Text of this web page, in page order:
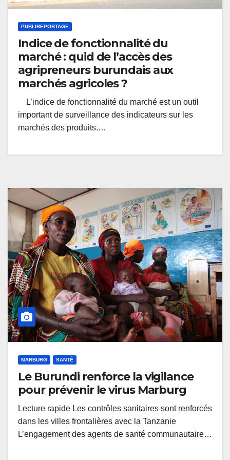
PUBLIREPORTAGE
Indice de fonctionnalité du
marché : quid de l’accès des
agripreneurs burundais aux
marchés agricoles ?
L’indice de fonctionnalité du marché est un outil
important de surveillance des indicateurs sur les
marchés des produits.…
MARBURG SANTÉ
Le Burundi renforce la vigilance
pour prévenir le virus Marburg
Lecture rapide Les contrôles sanitaires sont renforcés
dans les villes frontalières avec la Tanzanie
L’engagement des agents de santé communautaire…